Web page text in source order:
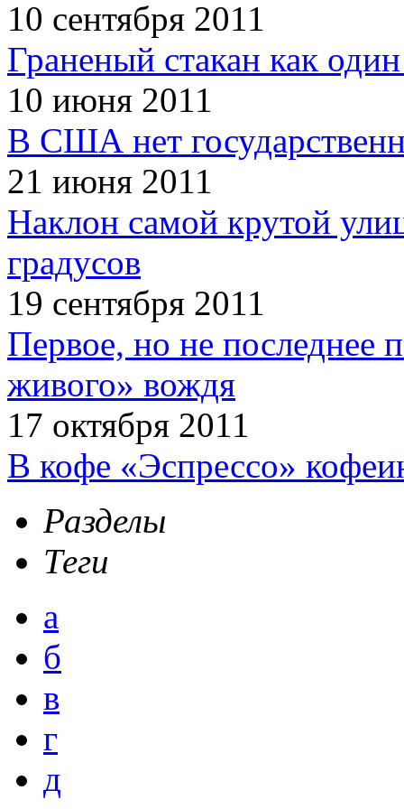
10 сентября 2011
Граненый стакан как
10 июня 2011
В США нет
21 июня 2011
Наклон самой крутой
градусов
19 сентября 2011
Первое, но не последнее
живого» вождя
17 октября 2011
В кофе «Эспрессо»
Разделы
Теги
а
б
в
г
д